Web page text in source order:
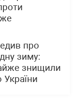
про
зиму:
знищили
України